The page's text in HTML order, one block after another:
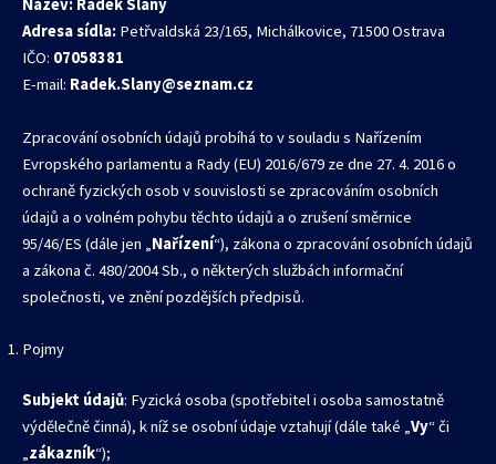
Název: Radek Slaný
Adresa sídla: Petřvaldská 23/165, Michálkovice, 71500 Ostrava
IČO: 07058381
E-mail: Radek.Slany@seznam.cz
Zpracování osobních údajů probíhá to v souladu s Nařízením
Evropského parlamentu a Rady (EU) 2016/679 ze dne 27. 4. 2016 o
ochraně fyzických osob v souvislosti se zpracováním osobních
údajů a o volném pohybu těchto údajů a o zrušení směrnice
95/46/ES (dále jen „ Nařízení“), zákona o zpracování osobních údajů
a zákona č. 480/2004 Sb., o některých službách informační
společnosti, ve znění pozdějších předpisů.
Pojmy
Subjekt údajů: Fyzická osoba (spotřebitel i osoba samostatně
výdělečně činná), k níž se osobní údaje vztahují (dále také „Vy“ či
„zákazník“);